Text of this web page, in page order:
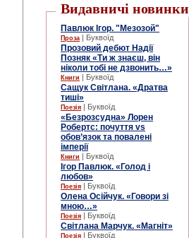
Видавничі новинки
Павлюк Ігор. "Мезозой"
Проза | Буквоїд
Прозовий дебют Надії
Позняк «Ти ж знаєш, він
ніколи тобі не дзвонить…»
Книги | Буквоїд
Сащук Світлана. «Дратва
тиші»
Поезія | Буквоїд
«Безрозсудна» Лорен
Робертс: почуття vs
обов’язок та повалені
імперії
Книги | Буквоїд
Ігор Павлюк. «Голод і
любов»
Поезія | Буквоїд
Олена Осійчук. «Говори зі
мною…»
Поезія | Буквоїд
Світлана Марчук. «Магніт»
Поезія | Буквоїд